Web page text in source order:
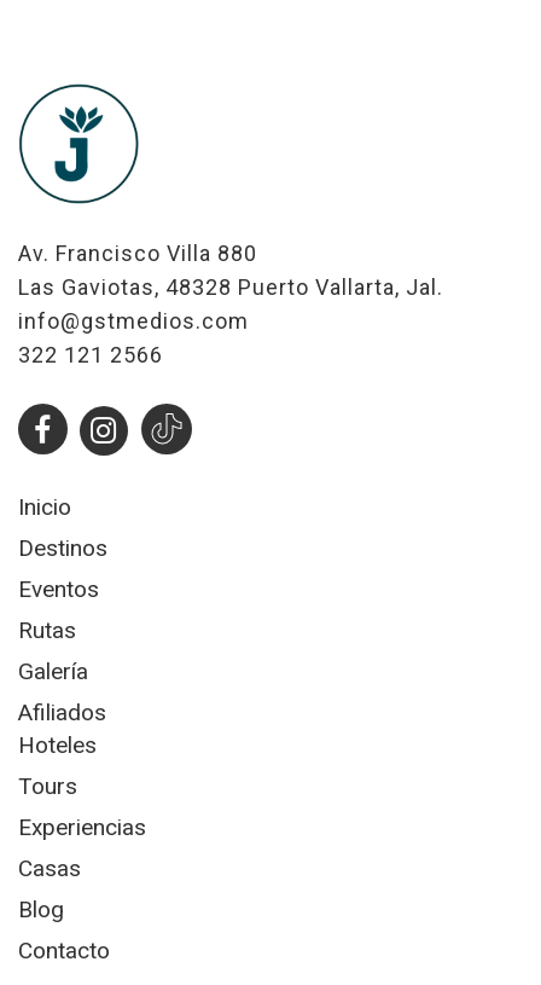
Av. Francisco Villa 880
Las Gaviotas, 48328 Puerto Vallarta, Jal.
info@gstmedios.com
322 121 2566
Inicio
Destinos
Eventos
Rutas
Galería
Afiliados
Hoteles
Tours
Experiencias
Casas
Blog
Contacto